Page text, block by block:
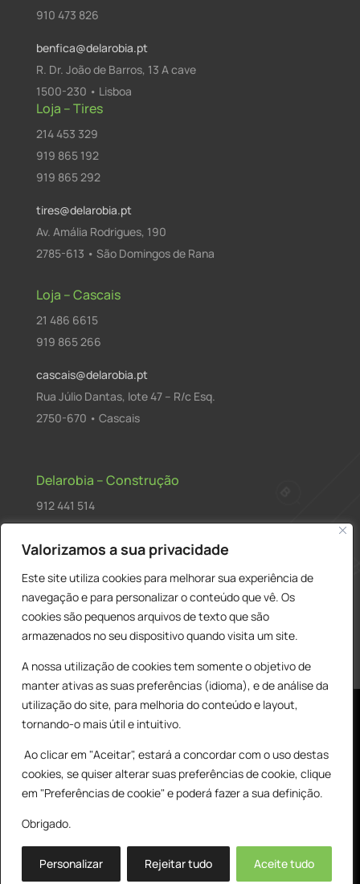
Valorizamos a sua privacidade
Este site utiliza cookies para melhorar sua experiência de
navegação e para personalizar o conteúdo que vê. Os
cookies são pequenos arquivos de texto que são
armazenados no seu dispositivo quando visita um site.
A nossa utilização de cookies tem somente o objetivo de
manter ativas as suas preferências (idioma), e de análise da
utilização do site, para melhoria do conteúdo e layout,
tornando-o mais útil e intuitivo.
Ao clicar em "Aceitar", estará a concordar com o uso destas
cookies, se quiser alterar suas preferências de cookie, clique
em "Preferências de cookie" e poderá fazer a sua definição.
Obrigado.
Personalizar Rejeitar tudo Aceite tudo
910 473 826
benfica@delarobia.pt
R. Dr. João de Barros, 13 A cave
1500-230 • Lisboa
Loja – Tires
214 453 329
919 865 192
919 865 292
tires@delarobia.pt
Av. Amália Rodrigues, 190
2785-613 • São Domingos de Rana
Loja – Cascais
21 486 6615
919 865 266
cascais@delarobia.pt
Rua Júlio Dantas, lote 47 – R/c Esq.
2750-670 • Cascais
Delarobia – Construção
912 441 514
R. António Andrade, 1171
2820-287 • Charneca de Caparica
Products
search PESQUISAR
© All Copyright 2025 by Delarobia.pt 0